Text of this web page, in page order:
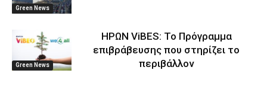
Green News
Green News
ΗΡΩΝ ViBES: Το Πρόγραμμα
επιβράβευσης που στηρίζει το
περιβάλλον